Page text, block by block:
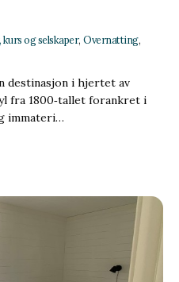
og selskaper, Overnatting,
destinasjon i hjertet av
fra 1800‑tallet forankret i
immateri…